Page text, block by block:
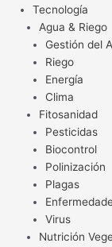
Tecnología
Agua & Riego
Gestión del
Riego
Energía
Clima
Fitosanidad
Pesticidas
Biocontrol
Polinización
Plagas
Virus
Nutrición